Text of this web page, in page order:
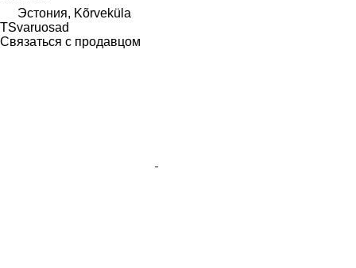
Эстония, Kõrveküla
TSvaruosad
Связаться с продавцом